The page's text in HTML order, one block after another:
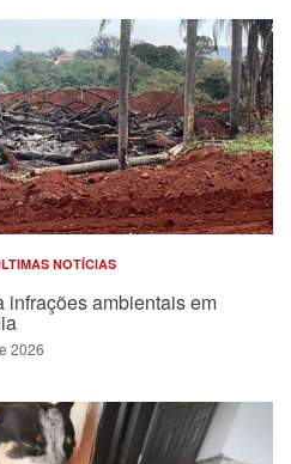
NOTÍCIAS
infrações ambientais em
2026